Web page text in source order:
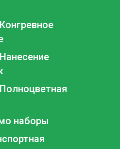
Конгревное
Нанесение
Полноцветная
наборы